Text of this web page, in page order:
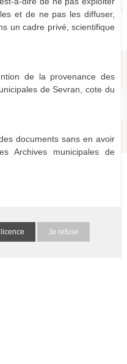
ligne, le reste devant être mis à
Sevran
et de ne pas les diffuser,
un cadre privé, scientifique
de la provenance des
de Sevran, cote du
documents sans en avoir
Archives municipales de
Je refuse